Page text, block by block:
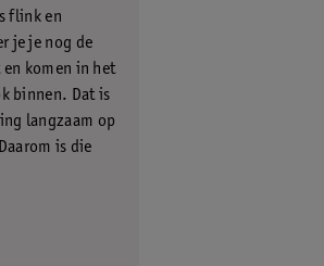
flink en
je je nog de
komen in het
binnen. Dat is
langzaam op
is die